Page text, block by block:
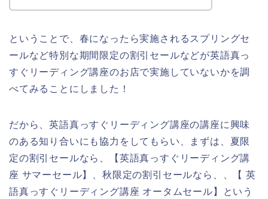
ということで、春になったら実施されるスプリングセ
ールなど特別な期間限定の割引セールなどが英語真っ
すぐリーディング講座のお店で実施していないかを調
べてみることにしました！
だから、英語真っすぐリーディング講座の講座に興味
のある知り合いにも協力をしてもらい、まずは、夏限
定の割引セールなら、【英語真っすぐリーディング講
座 サマーセール】、秋限定の割引セールなら、、【 英
語真っすぐリーディング講座 オータムセール】という